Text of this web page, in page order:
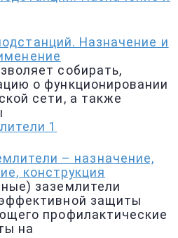
Назначение и
собирать,
о функционировании
сети, а также
– назначение,
конструкция
заземлители
защиты
профилактические
на